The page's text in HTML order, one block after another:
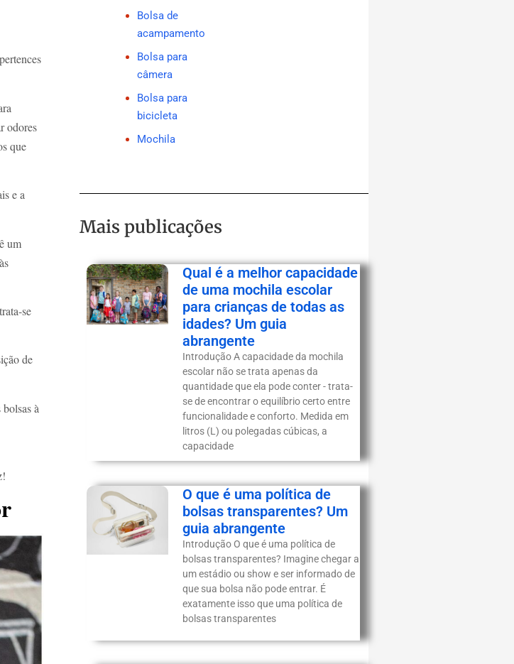
odores
que
e a
um
se
de
à
Bolsa de
acampamento
Bolsa para
câmera
Bolsa para
bicicleta
Mochila
Mais publicações
Qual é a melhor capacidade
de uma mochila escolar
para crianças de todas as
idades? Um guia
abrangente
Introdução A capacidade da mochila
escolar não se trata apenas da
quantidade que ela pode conter - trata-
se de encontrar o equilíbrio certo entre
funcionalidade e conforto. Medida em
litros (L) ou polegadas cúbicas, a
capacidade
O que é uma política de
bolsas transparentes? Um
guia abrangente
Introdução O que é uma política de
bolsas transparentes? Imagine chegar a
um estádio ou show e ser informado de
que sua bolsa não pode entrar. É
exatamente isso que uma política de
bolsas transparentes